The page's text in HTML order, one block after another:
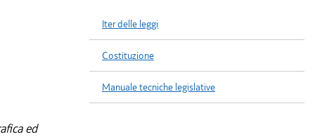
ed
Iter delle leggi
Costituzione
Manuale tecniche legislative